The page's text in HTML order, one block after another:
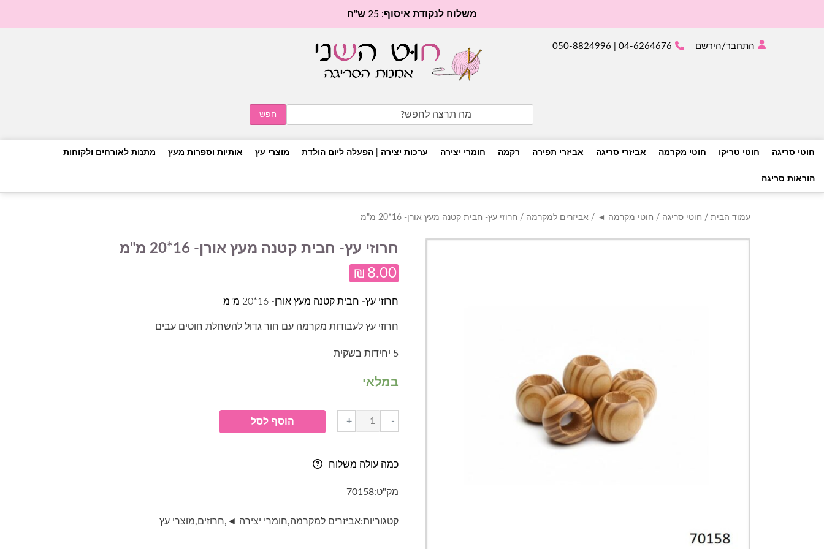
משלוח לנקודת איסוף: 25 ש"ח
for:
התחבר/הירשם 04-6264676 | 050-8824996
חוטי סריגה חוטי טריקו חוטי מקרמה אביזרי סריגה אביזרי תפירה רקמה חומרי יצירה ערכות יצירה | הפעלה ליום הולדת מוצרי עץ אותיות וספרות מעץ מתנות לאורחים ולקוחות
הוראות סריגה
עמוד הבית / חוטי סריגה / חוטי מקרמה ◄ / אביזרים למקרמה / חרוזי עץ- חבית קטנה מעץ אורן- 16*20 מ"מ
חרוזי עץ- חבית קטנה מעץ אורן- 16*20 מ"מ
₪ 8.00
חרוזי עץ- חבית קטנה מעץ אורן- 16*20 מ"מ
חרוזי עץ לעבודות מקרמה עם חור גדול להשחלת חוטים עבים
5 יחידות בשקית
במלאי
-
כמות
של
עץ-
קטנה
אורן-
+ הוסף לסל
כמה עולה משלוח
מק"ט:70158
קטגוריות:אביזרים למקרמה,חומרי יצירה ◄ ,חרוזים,מוצרי עץ